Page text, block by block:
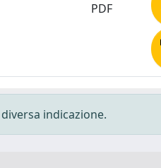
PDF
indicazione.